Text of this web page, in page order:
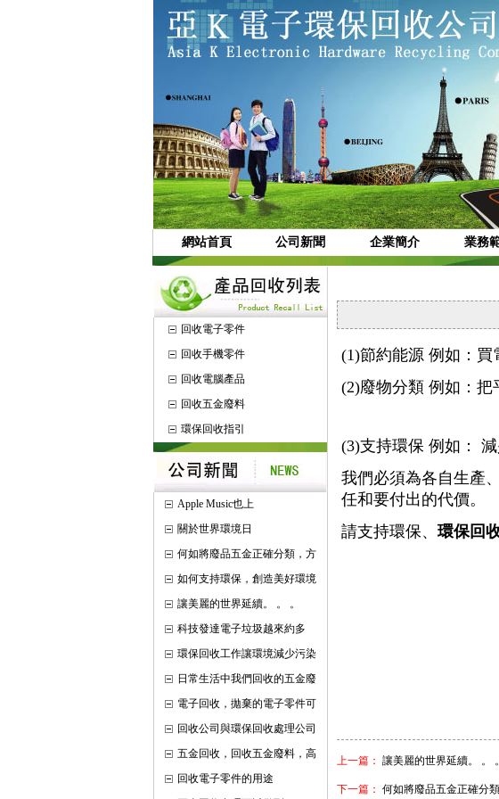
網站首頁 公司新聞 企業簡介 業務
回收電子零件
回收手機零件
回收電腦產品
回收五金廢料
環保回收指引
Apple Music也上
關於世界環境日
何如將廢品五金正確分類，方
如何支持環保，創造美好環境
讓美麗的世界延續。 。 。
科技發達電子垃圾越來約多
環保回收工作讓環境減少污染
日常生活中我們回收的五金廢
電子回收，拋棄的電子零件可
回收公司與環保回收處理公司
五金回收，回收五金廢料，高
回收電子零件的用途
(1)節約能源 例如：買
(2)廢物分類 例如：把
(3)支持環保 例如：
我們必須為各自生產
任和要付出的代價。
請支持環保、 環保回
上一篇： 讓美麗的世界延續。 。 。
下一篇： 何如將廢品五金正確分